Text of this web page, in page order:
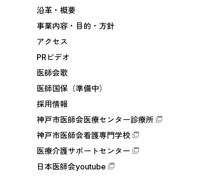
沿革・概要
事業内容・目的・方針
アクセス
PRビデオ
医師会歌
医師国保（準備中）
採用情報
神戸市医師会医療センター診療所
神戸市医師会看護専門学校
医療介護サポートセンター
日本医師会youtube